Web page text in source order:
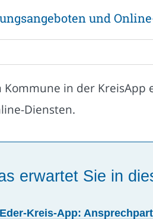
und
in der
Diensten.
erwartet Sie in
Kreis-App: